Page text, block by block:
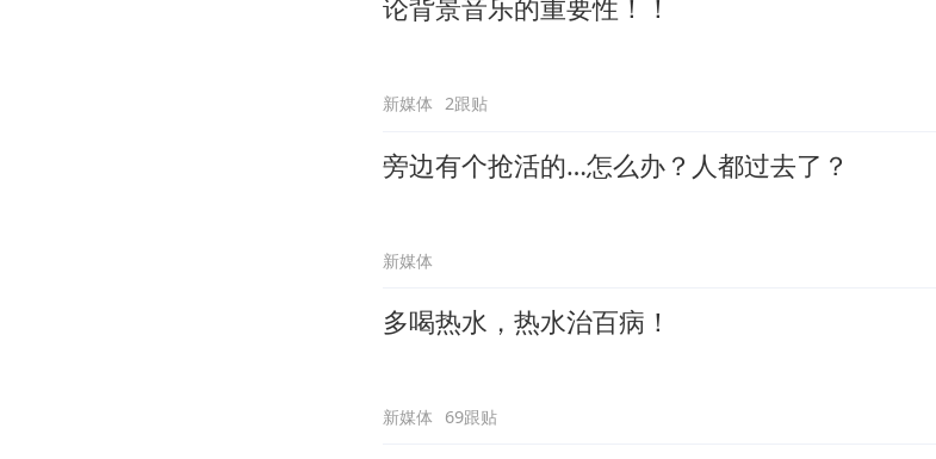
论背景音乐的重要性！！
新媒体 2跟贴
旁边有个抢活的…怎么办？人都过去了？
新媒体
多喝热水，热水治百病！
新媒体 69跟贴